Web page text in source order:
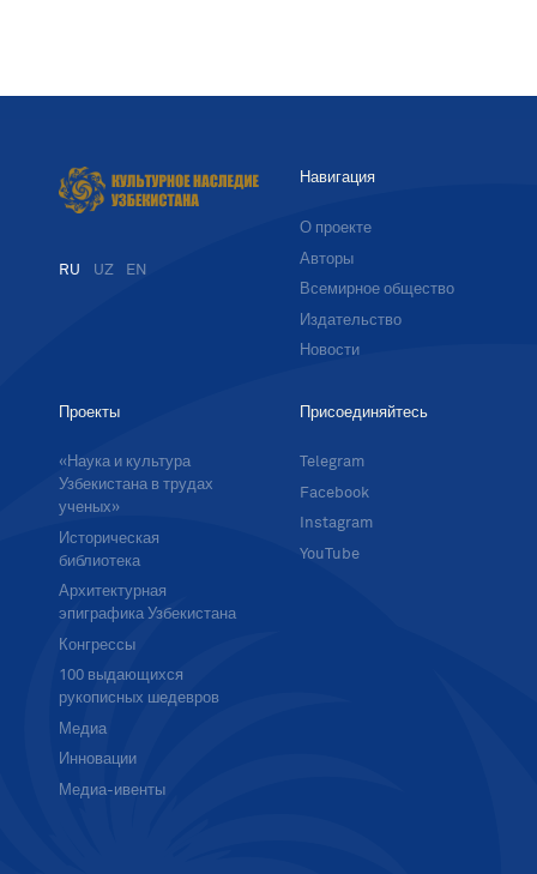
RU UZ EN
Навигация
О проекте
Авторы
Всемирное общество
Издательство
Новости
Проекты
«Наука и культура
Узбекистана в трудах
ученых»
Историческая
библиотека
Архитектурная
эпиграфика Узбекистана
Конгрессы
100 выдающихся
рукописных шедевров
Медиа
Инновации
Медиа-ивенты
Присоединяйтесь
Telegram
Facebook
Instagram
YouTube